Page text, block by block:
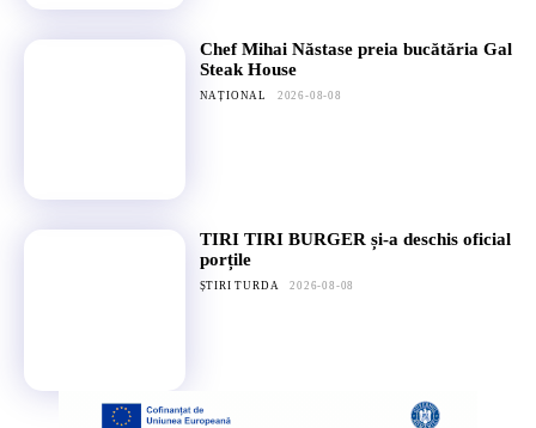
Chef Mihai Năstase preia bucătăria Gal
Steak House
NAȚIONAL 2026-08-08
TIRI TIRI BURGER și-a deschis oficial
porțile
ȘTIRI TURDA 2026-08-08